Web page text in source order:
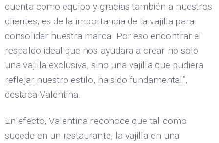
cuenta como equipo y gracias también a nuestros
clientes, es de la importancia de la vajilla para
consolidar nuestra marca. Por eso encontrar el
respaldo ideal que nos ayudara a crear no solo
una vajilla exclusiva, sino una vajilla que pudiera
reflejar nuestro estilo, ha sido fundamental”,
destaca Valentina.
En efecto, Valentina reconoce que tal como
sucede en un restaurante, la vajilla en una